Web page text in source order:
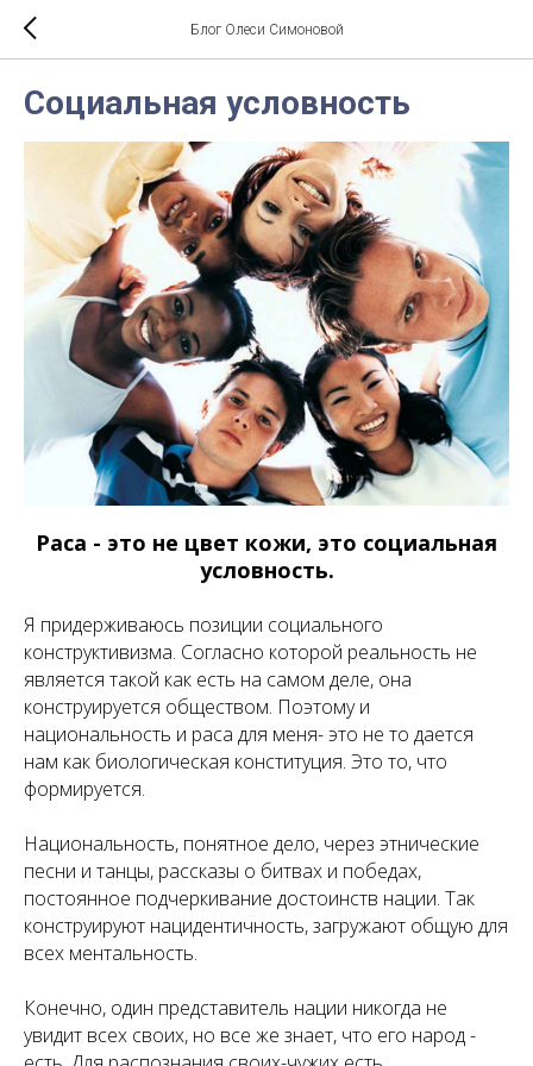
Блог Олеси Симоновой
Социальная условность
Раса - это не цвет кожи, это социальная
условность.
Я придерживаюсь позиции социального
конструктивизма. Согласно которой реальность не
является такой как есть на самом деле, она
конструируется обществом. Поэтому и
национальность и раса для меня- это не то дается
нам как биологическая конституция. Это то, что
формируется.
Национальность, понятное дело, через этнические
песни и танцы, рассказы о битвах и победах,
постоянное подчеркивание достоинств нации. Так
конструируют нацидентичность, загружают общую для
всех ментальность.
Конечно, один представитель нации никогда не
увидит всех своих, но все же знает, что его народ -